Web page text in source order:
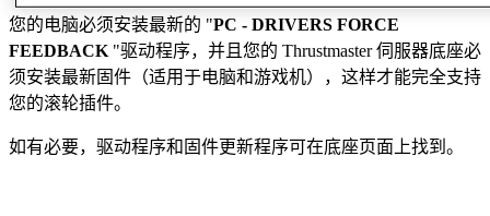
您的电脑必须安装最新的 "PC - DRIVERS FORCE
FEEDBACK "驱动程序，并且您的 Thrustmaster 伺服器底座必
须安装最新固件（适用于电脑和游戏机），这样才能完全支持
您的滚轮插件。
如有必要，驱动程序和固件更新程序可在底座页面上找到。